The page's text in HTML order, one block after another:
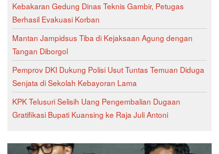
Kebakaran Gedung Dinas Teknis Gambir, Petugas
Berhasil Evakuasi Korban
Mantan Jampidsus Tiba di Kejaksaan Agung dengan
Tangan Diborgol
Pemprov DKI Dukung Polisi Usut Tuntas Temuan Diduga
Senjata di Sekolah Kebayoran Lama
KPK Telusuri Selisih Uang Pengembalian Dugaan
Gratifikasi Bupati Kuansing ke Raja Juli Antoni